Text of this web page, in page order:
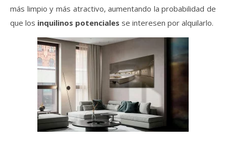
más limpio y más atractivo, aumentando la probabilidad de
que los inquilinos potenciales se interesen por alquilarlo.